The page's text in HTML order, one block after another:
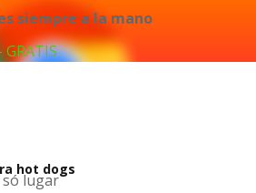
siempre a la mano
lugar
hot dogs